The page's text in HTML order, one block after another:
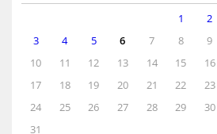
1
2
3
4 5 6 7 8
9
10
11 12 13 14 15
16
17
18 19 20 21 22
23
24
25 26 27 28 29
30
31